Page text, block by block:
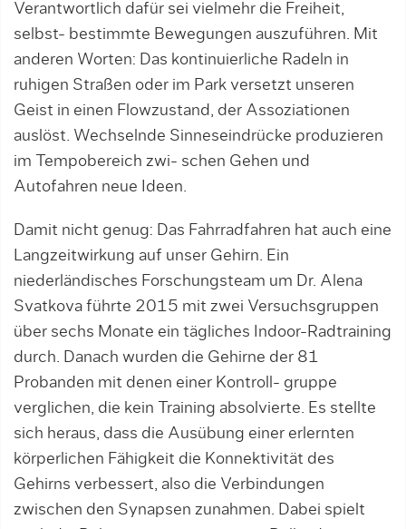
Verantwortlich dafür sei vielmehr die Freiheit,
selbst- bestimmte Bewegungen auszuführen. Mit
anderen Worten: Das kontinuierliche Radeln in
ruhigen Straßen oder im Park versetzt unseren
Geist in einen Flowzustand, der Assoziationen
auslöst. Wechselnde Sinneseindrücke produzieren
im Tempobereich zwi- schen Gehen und
Autofahren neue Ideen.
Damit nicht genug: Das Fahrradfahren hat auch eine
Langzeitwirkung auf unser Gehirn. Ein
niederländisches Forschungsteam um Dr. Alena
Svatkova führte 2015 mit zwei Versuchsgruppen
über sechs Monate ein tägliches Indoor-Radtraining
durch. Danach wurden die Gehirne der 81
Probanden mit denen einer Kontroll- gruppe
verglichen, die kein Training absolvierte. Es stellte
sich heraus, dass die Ausübung einer erlernten
körperlichen Fähigkeit die Konnektivität des
Gehirns verbessert, also die Verbindungen
zwischen den Synapsen zunahmen. Dabei spielt